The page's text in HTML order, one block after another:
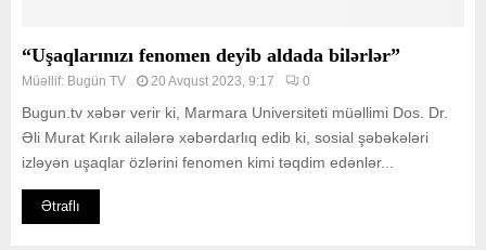
“Uşaqlarınızı fenomen deyib aldada bilərlər”
Müəllif: Bugün TV 20 Avqust 2023, 9:17 0
Bugun.tv xəbər verir ki, Marmara Universiteti müəllimi Dos. Dr.
Əli Murat Kırık ailələrə xəbərdarlıq edib ki, sosial şəbəkələri
izləyən uşaqlar özlərini fenomen kimi təqdim edənlər...
Ətraflı